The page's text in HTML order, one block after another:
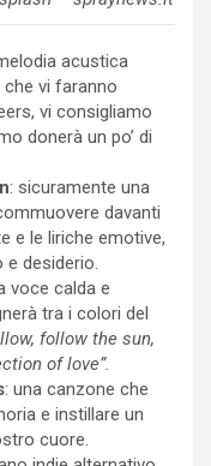
acustica
che vi faranno
vi consigliamo
donerà un po’ di
: sicuramente una
davanti
e le liriche emotive,
e desiderio.
voce calda e
tra i colori del
follow the sun,
of love”.
: una canzone che
e instillare un
cuore.